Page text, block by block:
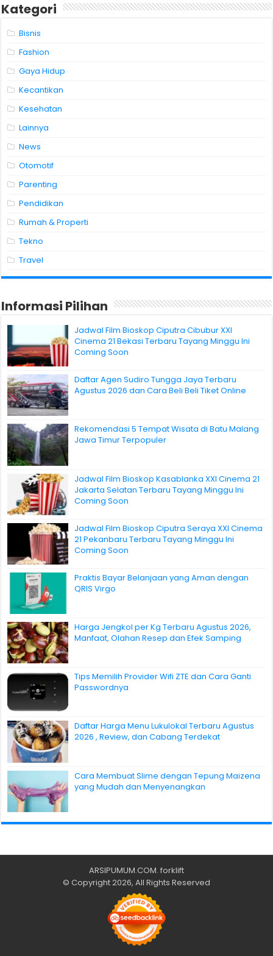
Kategori
Bisnis
Fashion
Gaya Hidup
Kecantikan
Kesehatan
Lainnya
News
Otomotif
Parenting
Pendidikan
Rumah & Properti
Tekno
Travel
Informasi Pilihan
Jadwal Film Bioskop Ciputra Cibubur XXI
Cinema 21 Bekasi Terbaru Tayang Minggu Ini
Coming Soon
Daftar Agen Sudiro Tungga Jaya Terbaru
Agustus 2026 dan Cara Beli Beli Tiket Online
Rekomendasi 5 Tempat Wisata di Batu Malang
Jawa Timur Terpopuler
Jadwal Film Bioskop Kasablanka XXI Cinema 21
Jakarta Selatan Terbaru Tayang Minggu Ini
Coming Soon
Jadwal Film Bioskop Ciputra Seraya XXI Cinema
21 Pekanbaru Terbaru Tayang Minggu Ini
Coming Soon
Praktis Bayar Belanjaan yang Aman dengan
QRIS Virgo
Harga Jengkol per Kg Terbaru Agustus 2026,
Manfaat, Olahan Resep dan Efek Samping
Tips Memilih Provider Wifi ZTE dan Cara Ganti
Passwordnya
Daftar Harga Menu Lukulokal Terbaru Agustus
2026 , Review, dan Cabang Terdekat
Cara Membuat Slime dengan Tepung Maizena
yang Mudah dan Menyenangkan
ARSIPUMUM.COM. forklift
© Copyright 2026, All Rights Reserved